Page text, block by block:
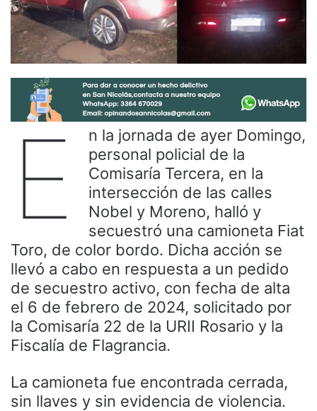
E
n la jornada de ayer Domingo,
personal policial de la
Comisaría Tercera, en la
intersección de las calles
Nobel y Moreno, halló y
secuestró una camioneta Fiat
Toro, de color bordo. Dicha acción se
llevó a cabo en respuesta a un pedido
de secuestro activo, con fecha de alta
el 6 de febrero de 2024, solicitado por
la Comisaría 22 de la URII Rosario y la
Fiscalía de Flagrancia.
La camioneta fue encontrada cerrada,
sin llaves y sin evidencia de violencia.